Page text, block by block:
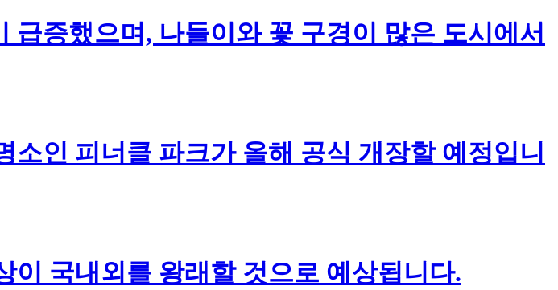
증했으며, 나들이와 꽃 구경이 많은 도시에서
인 피너클 파크가 올해 공식 개장할 예정입니
이 국내외를 왕래할 것으로 예상됩니다.